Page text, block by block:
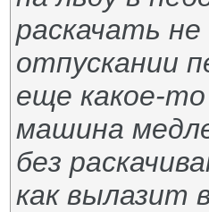
раскачать
отпускании
еще какое-
машина
без
как вылазит